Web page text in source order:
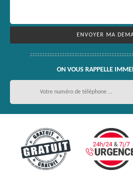
ON VOUS RAPPELLE